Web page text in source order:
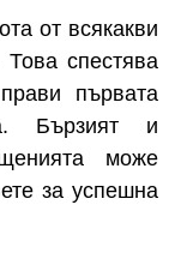
от всякакви
спестява
първата
Бързият и
може
за успешна